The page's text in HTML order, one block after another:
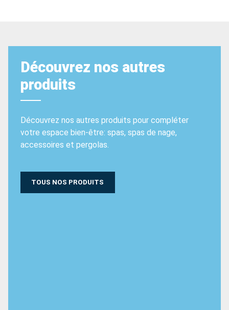
Découvrez nos autres
produits
Découvrez nos autres produits pour compléter
votre espace bien-être: spas, spas de nage,
accessoires et pergolas.
TOUS NOS PRODUITS